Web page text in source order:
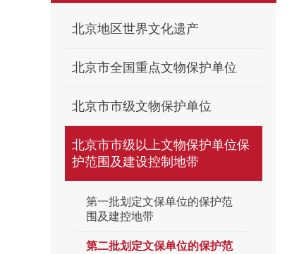
核心区备案且正常开放博物馆 北京文
北京地区世界文化遗产
北京市全国重点文物保护单位
北京市市级文物保护单位
北京市市级以上文物保护单位保
护范围及建设控制地带
第一批划定文保单位的保护范
围及建控地带
第二批划定文保单位的保护范